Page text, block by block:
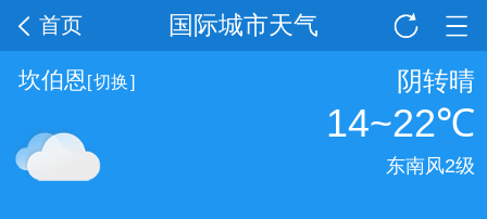
国际城市天气
首页
坎伯恩 [切换] 阴转晴
14~22℃
东南风2级